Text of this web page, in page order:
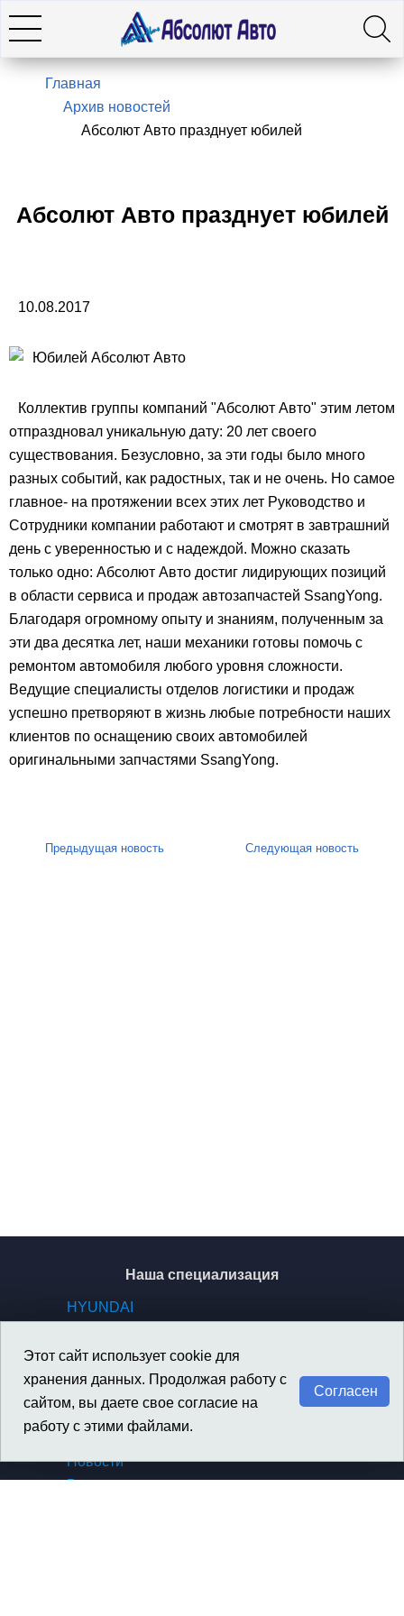
7(495)966-28-26
Genesis
Оставить заявку
Искать
Главная
Архив новостей
Абсолют Авто празднует юбилей
Абсолют Авто празднует юбилей
10.08.2017
Коллектив группы компаний "Абсолют Авто" этим летом
отпраздновал уникальную дату: 20 лет своего
существования. Безусловно, за эти годы было много
разных событий, как радостных, так и не очень. Но самое
главное- на протяжении всех этих лет Руководство и
Сотрудники компании работают и смотрят в завтрашний
день с уверенностью и с надеждой. Можно сказать
только одно: Абсолют Авто достиг лидирующих позиций
в области сервиса и продаж автозапчастей SsangYong.
Благодаря огромному опыту и знаниям, полученным за
эти два десятка лет, наши механики готовы помочь с
ремонтом автомобиля любого уровня сложности.
Ведущие специалисты отделов логистики и продаж
успешно претворяют в жизнь любые потребности наших
клиентов по оснащению своих автомобилей
оригинальными запчастями SsangYong.
Предыдущая новость Следующая новость
Наша специализация
HYUNDAI
GENESIS
SSANGYONG / KGM
Материалы
Новости
Вакансии
Этот сайт использует cookie для
хранения данных. Продолжая работу с
сайтом, вы даете свое согласие на
работу с этими файлами.
Согласен